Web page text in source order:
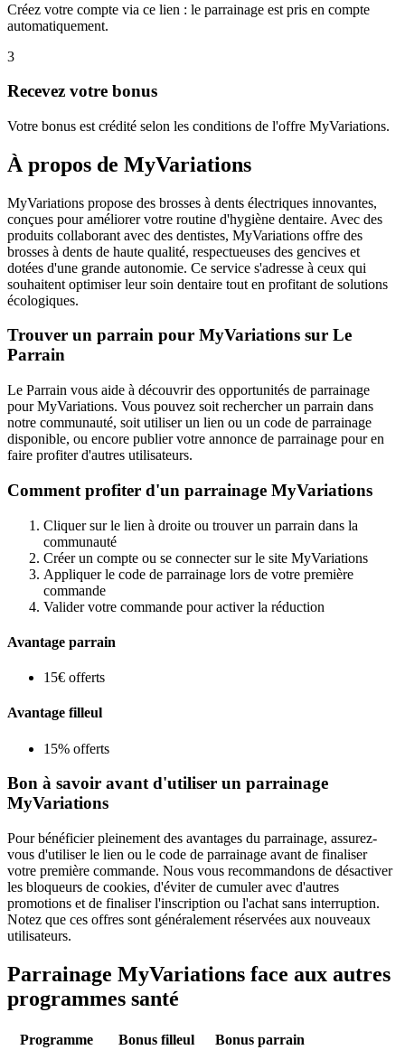
Créez votre compte via ce lien : le parrainage est pris en compte
automatiquement.
3
Recevez votre bonus
Votre bonus est crédité selon les conditions de l'offre MyVariations.
À propos de MyVariations
MyVariations propose des brosses à dents électriques innovantes,
conçues pour améliorer votre routine d'hygiène dentaire. Avec des
produits collaborant avec des dentistes, MyVariations offre des
brosses à dents de haute qualité, respectueuses des gencives et
dotées d'une grande autonomie. Ce service s'adresse à ceux qui
souhaitent optimiser leur soin dentaire tout en profitant de solutions
écologiques.
Trouver un parrain pour MyVariations sur Le
Parrain
Le Parrain vous aide à découvrir des opportunités de parrainage
pour MyVariations. Vous pouvez soit rechercher un parrain dans
notre communauté, soit utiliser un lien ou un code de parrainage
disponible, ou encore publier votre annonce de parrainage pour en
faire profiter d'autres utilisateurs.
Comment profiter d'un parrainage MyVariations
Cliquer sur le lien à droite ou trouver un parrain dans la
communauté
Créer un compte ou se connecter sur le site MyVariations
Appliquer le code de parrainage lors de votre première
commande
Valider votre commande pour activer la réduction
Avantage parrain
15€ offerts
Avantage filleul
15% offerts
Bon à savoir avant d'utiliser un parrainage
MyVariations
Pour bénéficier pleinement des avantages du parrainage, assurez-
vous d'utiliser le lien ou le code de parrainage avant de finaliser
votre première commande. Nous vous recommandons de désactiver
les bloqueurs de cookies, d'éviter de cumuler avec d'autres
promotions et de finaliser l'inscription ou l'achat sans interruption.
Notez que ces offres sont généralement réservées aux nouveaux
utilisateurs.
Parrainage MyVariations face aux autres
programmes santé
Programme Bonus filleul
Bonus parrain